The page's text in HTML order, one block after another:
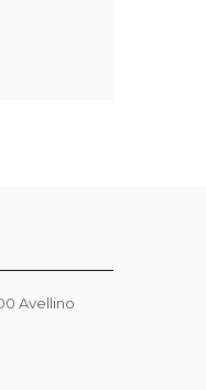
Avellino